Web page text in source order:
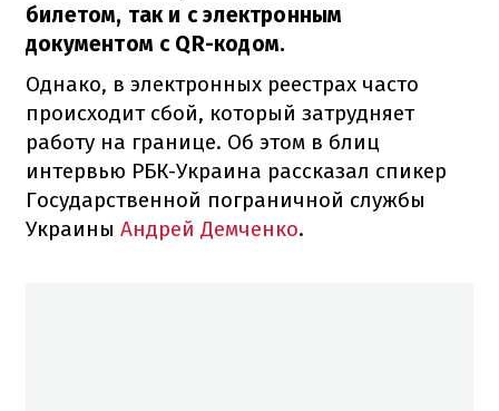
билетом, так и с электронным
документом с QR-кодом.
Однако, в электронных реестрах часто
происходит сбой, который затрудняет
работу на границе. Об этом в блиц
интервью РБК-Украина рассказал спикер
Государственной пограничной службы
Украины Андрей Демченко.